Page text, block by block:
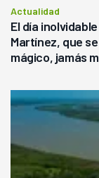
Actualidad
El día
Martínez, que
mágico, jamás